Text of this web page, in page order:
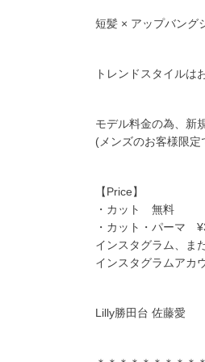
短髪 × アップバング
トレンドスタイルは
モデル料金の為、新
(メンズのお客様限定
【Price】
・カット 無料
・カット・パーマ
インスタグラム、ま
インスタグラムアカ
Lilly勝田台 佐藤愛